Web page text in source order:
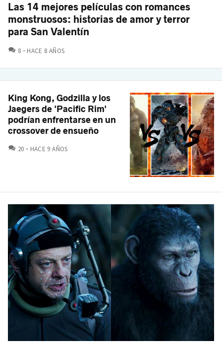
Las 14 mejores películas con romances
monstruosos: historias de amor y terror
para San Valentín
8 COMENTARIOS
HACE 8 AÑOS
King Kong, Godzilla y los
Jaegers de 'Pacific Rim'
podrían enfrentarse en un
crossover de ensueño
20 COMENTARIOS
HACE 9 AÑOS